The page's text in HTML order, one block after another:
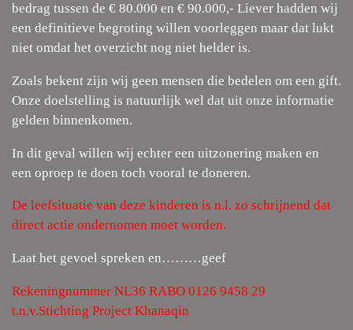
bedrag tussen de € 80.000 en € 90.000,- Liever hadden wij
een definitieve begroting willen voorleggen maar dat lukt
niet omdat het overzicht nog niet helder is.
Zoals bekent zijn wij geen mensen die bedelen om een gift.
Onze doelstelling is natuurlijk wel dat uit onze informatie
gelden binnenkomen.
In dit geval willen wij echter een uitzonering maken en
een oproep te doen toch vooral te doneren.
De leefsituatie van deze kinderen is n.l. zo schrijnend dat
direct actie ondernomen moet worden.
Laat het gevoel spreken en………geef
Rekeningnummer NL36 RABO 0126 9458 29
t.n.v.Stichting Project Khanaqin